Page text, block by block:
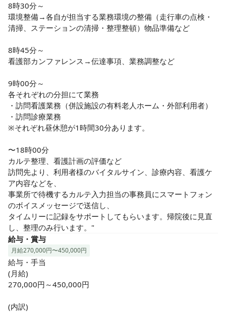
8時30分～
環境整備→各自が担当する業務環境の整備（走行車の点検・
清掃、ステーションの清掃・整理整頓）物品準備など
8時45分～
看護部カンファレンス→伝達事項、業務調整など
9時00分～
各それぞれの分担にて業務
・訪問看護業務（併設施設の有料老人ホーム・外部利用者）
・訪問診療業務
※それぞれ昼休憩が1時間30分あります。
〜18時00分
カルテ整理、看護計画の評価など
訪問先より、利用者様のバイタルサイン、診療内容、看護ケ
ア内容などを、
事業所で待機するカルテ入力担当の事務員にスマートフォン
のボイスメッセージで送信し、
タイムリーに記録をサポートしてもらいます。帰院後に見直
し、整理のみ行います。"
給与・賞与
月給270,000円〜450,000円
給与・手当
(月給)
270,000円～450,000円
(内訳)